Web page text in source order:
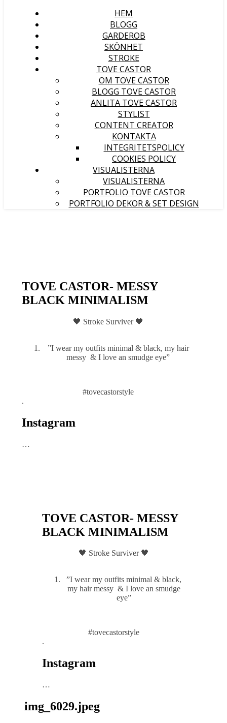
HEM
BLOGG
GARDEROB
SKÖNHET
STROKE
TOVE CASTOR
OM TOVE CASTOR
BLOGG TOVE CASTOR
ANLITA TOVE CASTOR
STYLIST
CONTENT CREATOR
KONTAKTA
INTEGRITETSPOLICY
COOKIES POLICY
VISUALISTERNA
VISUALISTERNA
PORTFOLIO TOVE CASTOR
PORTFOLIO DEKOR & SET DESIGN
TOVE CASTOR- MESSY
BLACK MINIMALISM
🖤 Stroke Surviver 🖤
”I wear my outfits minimal & black, my hair
messy & I love an smudge eye”
#tovecastorstyle
.
Instagram
…
TOVE CASTOR- MESSY
BLACK MINIMALISM
🖤 Stroke Surviver 🖤
”I wear my outfits minimal & black,
my hair messy & I love an smudge
eye”
#tovecastorstyle
.
Instagram
…
img_6029.jpeg